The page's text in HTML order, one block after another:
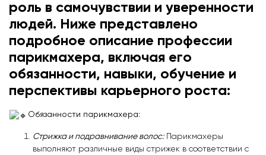
роль в самочувствии и уверенности
людей. Ниже представлено
подробное описание профессии
парикмахера, включая его
обязанности, навыки, обучение и
перспективы карьерного роста:
Обязанности парикмахера:
Стрижка и подравнивание волос:
Парикмахеры
выполняют различные виды стрижек в соответствии с